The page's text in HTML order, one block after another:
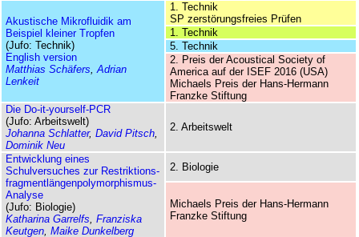
Akustische Mikrofluidik am
Beispiel kleiner Tropfen
(Jufo: Technik)
English version
Matthias Schäfers Adrian
Lenkeit
1. Technik
SP zerstörungsfreies Prüfen
1. Technik
5. Technik
2. Preis der Acoustical Society of
America auf der ISEF 2016 (USA)
Michaels Preis der Hans-Hermann
Franzke Stiftung
Die Do-it-yourself-PCR
(Jufo: Arbeitswelt)
Johanna Schlatter, David Pitsch
Dominik Neu
2. Arbeitswelt
Entwicklung eines
Schulversuches zur Restriktions­
fragment­längen­poly­morphismus-
Analyse
(Jufo: Biologie)
Katharina Garrelfs Franziska
Keutgen Maike Dunkelberg
2. Biologie
Michaels Preis der Hans-Hermann
Franzke Stiftung